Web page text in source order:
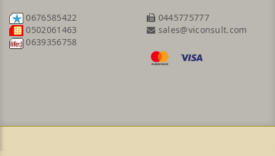
0676585422
0502061463
0639356758
0445775777
sales@viconsult.com